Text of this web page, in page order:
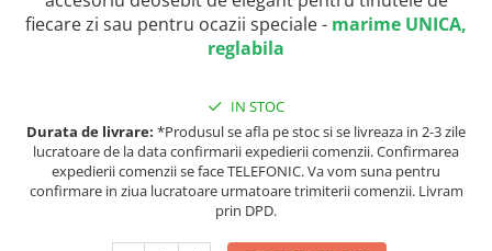
fiecare zi sau pentru ocazii speciale - marime UNICA,
reglabila
IN STOC
Durata de livrare: *Produsul se afla pe stoc si se livreaza in 2-3 zile
lucratoare de la data confirmarii expedierii comenzii. Confirmarea
expedierii comenzii se face TELEFONIC. Va vom suna pentru
confirmare in ziua lucratoare urmatoare trimiterii comenzii. Livram
prin DPD.